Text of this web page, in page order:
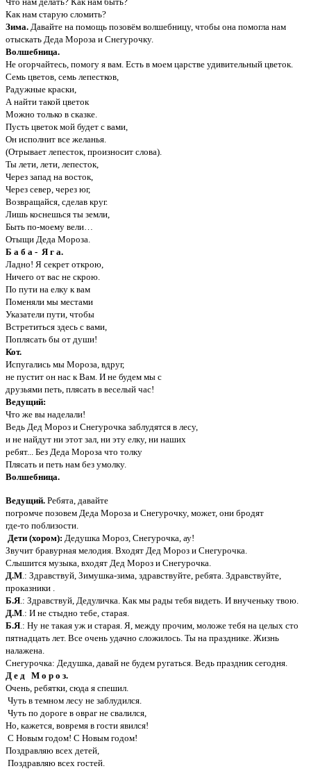
Как нам старую сломить?
Зима. Давайте на помощь позовём волшебницу, чтобы она помогла нам
отыскать Деда Мороза и Снегурочку.
Волшебница.
Не огорчайтесь, помогу я вам. Есть в моем царстве удивительный цветок.
Семь цветов, семь лепестков,
Радужные краски,
А найти такой цветок
Можно только в сказке.
Пусть цветок мой будет с вами,
Он исполнит все желанья.
(Отрывает лепесток, произносит слова).
Ты лети, лети, лепесток,
Через запад на восток,
Через север, через юг,
Возвращайся, сделав круг.
Лишь коснешься ты земли,
Быть по-моему вели…
Отыщи Деда Мороза.
Б а б а - Я г а.
Ладно! Я секрет открою,
Ничего от вас не скрою.
По пути на елку к вам
Поменяли мы местами
Указатели пути, чтобы
Встретиться здесь с вами,
Поплясать бы от души!
Кот.
Испугались мы Мороза, вдруг,
не пустит он нас к Вам. И не будем мы с
друзьями петь, плясать в веселый час!
Ведущий:
Что же вы наделали!
Ведь Дед Мороз и Снегурочка заблудятся в лесу,
и не найдут ни этот зал, ни эту елку, ни наших
ребят... Без Деда Мороза что толку
Плясать и петь нам без умолку.
Волшебница.
Ведущий. Ребята, давайте
погромче позовем Деда Мороза и Снегурочку, может, они бродят
где-то поблизости.
Дети (хором): Дедушка Мороз, Снегурочка, ау!
Звучит бравурная мелодия. Входят Дед Мороз и Снегурочка.
Слышится музыка, входят Дед Мороз и Снегурочка.
Д.М .: Здравствуй, Зимушка-зима, здравствуйте, ребята. Здравствуйте,
проказники .
Б.Я .: Здравствуй, Дедуличка. Как мы рады тебя видеть. И внученьку твою.
Д.М .: И не стыдно тебе, старая.
Б.Я .: Ну не такая уж и старая. Я, между прочим, моложе тебя на целых сто
пятнадцать лет. Все очень удачно сложилось. Ты на празднике. Жизнь
налажена.
Снегурочка: Дедушка, давай не будем ругаться. Ведь праздник сегодня.
Д е д М о р о з.
Очень, ребятки, сюда я спешил.
Чуть в темном лесу не заблудился.
Чуть по дороге в овраг не свалился,
Но, кажется, вовремя в гости явился!
С Новым годом! С Новым годом!
Поздравляю всех детей,
Поздравляю всех гостей.